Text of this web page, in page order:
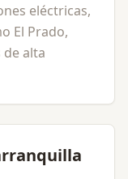
eléctricas,
El Prado,
de alta